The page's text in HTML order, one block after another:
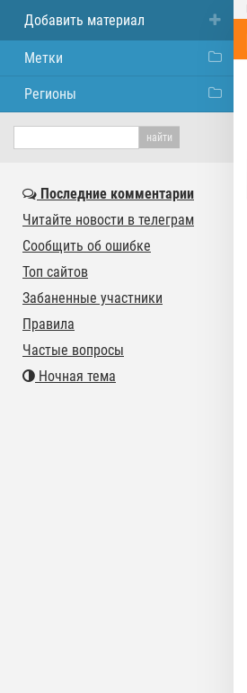
Добавить материал
Метки
Регионы
Последние комментарии
Читайте новости в телеграм
Сообщить об ошибке
Топ сайтов
Забаненные участники
Правила
Частые вопросы
Ночная тема